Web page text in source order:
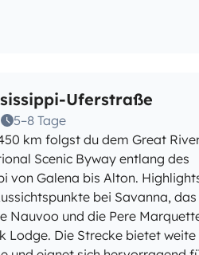
Uferstraße
5–8 Tage
km folgst du dem Great
Scenic Byway entlang des
von Galena bis Alton.
bei Savanna, das
Nauvoo und die Pere
Lodge. Die Strecke bietet weite